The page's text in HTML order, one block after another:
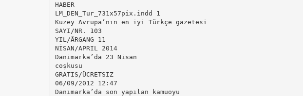
HABER
LM_DEN_Tur_731x57pix.indd 1
Kuzey Avrupa’nın en iyi Türkçe gazetesi
SAYI/NR. 103
YIL/ÅRGANG 11
NİSAN/APRIL 2014
Danimarka’da 23 Nisan
coşkusu
GRATIS/ÜCRETSİZ
06/09/2012 12:47
Danimarka’da son yapılan kamuoyu